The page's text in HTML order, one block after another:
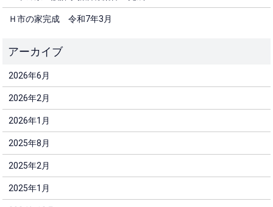
Ｈ市の家完成 令和7年3月
2026年6月
2026年2月
2026年1月
2025年8月
2025年2月
2025年1月